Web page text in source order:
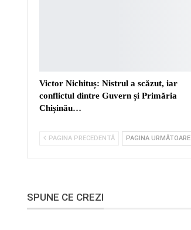
Victor Nichituș: Nistrul a scăzut, iar
conflictul dintre Guvern și Primăria
Chișinău…
PAGINA PRECEDENTĂ PAGINA URMĂTOARE
SPUNE CE CREZI